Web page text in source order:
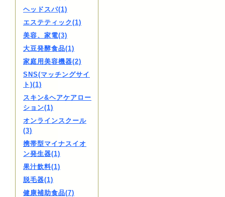
ヘッドスパ(1)
エステティック(1)
美容、家電(3)
大豆発酵食品(1)
家庭用美容機器(2)
SNS(マッチングサイ
ト)(1)
スキン&ヘアケアロー
ション(1)
オンラインスクール
(3)
携帯型マイナスイオ
ン発生器(1)
果汁飲料(1)
脱毛器(1)
健康補助食品(7)